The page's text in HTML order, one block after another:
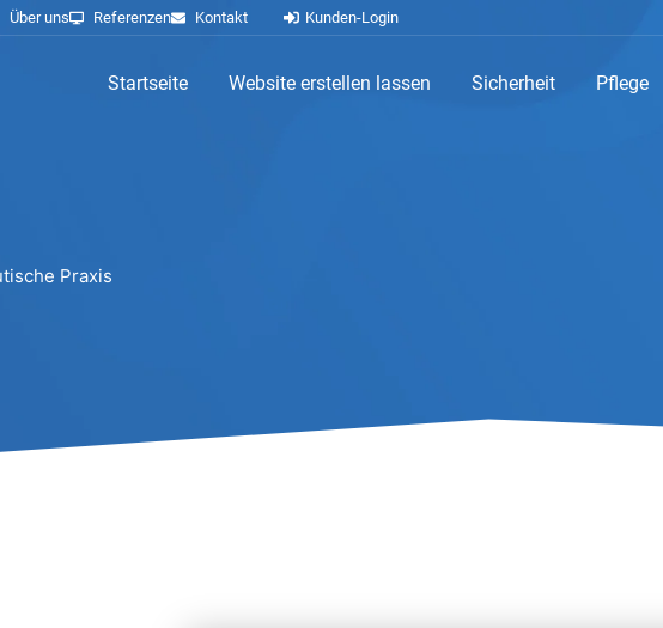
Über uns Referenzen Kontakt Kunden-Login
Startseite Website erstellen lassen Sicherheit Pflege
Praxis